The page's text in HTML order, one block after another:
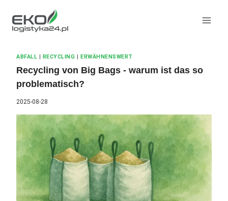
Inhalt
springen
ABFALL | RECYCLING |ERWÄHNENSWERT
Recycling von Big Bags - warum ist das so
problematisch?
2025-08-28